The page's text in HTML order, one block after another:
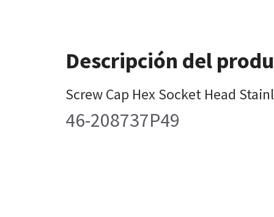
Descripción del
Screw Cap Hex Socket Head
46-208737P49